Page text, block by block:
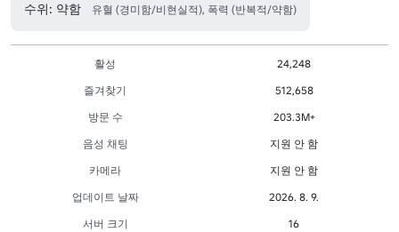
수위: 약함 유혈 (경미함/비현실적), 폭력 (반복적/약함)
활성
24,248
즐겨찾기
512,658
방문 수
203.3M+
음성 채팅
지원 안 함
카메라
지원 안 함
업데이트 날짜
2026. 8. 9.
서버 크기
16